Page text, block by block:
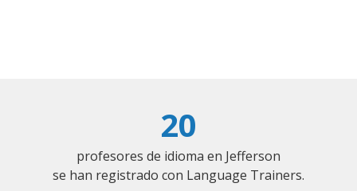
20
profesores de idioma en Jefferson
se han registrado con Language Trainers.